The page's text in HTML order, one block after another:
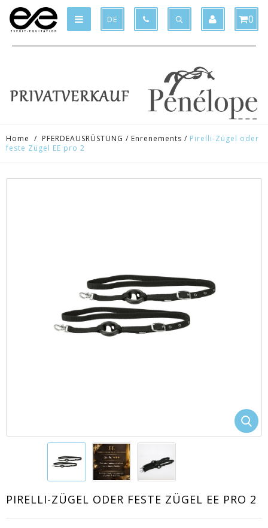
DE 0
Home / PFERDEAUSRÜSTUNG / Enrenements / Pirelli-Zügel oder
feste Zügel EE pro 2
PIRELLI-ZÜGEL ODER FESTE ZÜGEL EE PRO 2
Product added to the cart x
Product deleted from the cart x